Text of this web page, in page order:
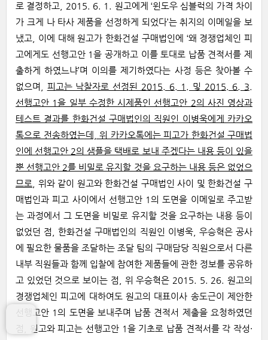
로 결정하고, 2015. 6. 1. 원고에게 ‘윈도우 심블럭의 가격 차이
가 크게 나 타사 제품을 선정하게 되었다’는 취지의 이메일을 보
냈고, 이에 대해 원고가 한화건설 구매법인에 ‘왜 경쟁업체인 피
고에게도 선행고안 1을 공개하고 이를 토대로 납품 견적서를 제
출하게 하였느냐’며 이의를 제기하였다는 사정 등은 찾아볼 수
없으며, 피고는 낙찰자로 선정된 2015. 6. 1. 및 2015. 6. 3.
선행고안 1을 일부 수정한 시제품인 선행고안 2의 사진 영상과
테스트 결과를 한화건설 구매법인의 직원인 이병욱에게 카카오
톡으로 전송하였는데, 위 카카오톡에는 피고가 한화건설 구매법
인에 선행고안 2의 샘플을 택배로 보내 주겠다는 내용 등이 있을
뿐 선행고안 2를 비밀로 유지할 것을 요구하는 내용 등은 없었으
므로
, 위와 같이 원고와 한화건설 구매법인 사이 및 한화건설 구
매법인과 피고 사이에서 선행고안 1의 도면을 이메일로 주고받
는 과정에서 그 도면을 비밀로 유지할 것을 요구하는 내용 등이
없었던 점, 한화건설 구매법인의 직원인 이병욱, 우승혁은 공사
에 필요한 물품을 조달하는 조달 팀의 구매담당 직원으로서 다른
내부 직원들과 함께 입찰에 참여한 제품들에 관한 정보를 공유하
고 있었던 것으로 보이는 점, 위 우승혁은 2015. 5. 26. 원고의
경쟁업체인 피고에 대하여도 원고의 대표이사 송도근이 제안한
선행고안 1의 도면을 보내주며 납품 견적서 제출을 요청하였던
점, 원고와 피고는 선행고안 1을 기초로 납품 견적서를 각 작성·